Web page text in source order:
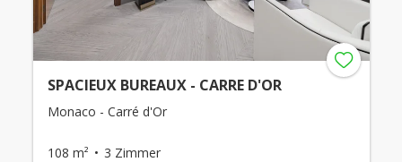
SPACIEUX BUREAUX - CARRE D'OR
Monaco - Carré d'Or
108 m² 3 Zimmer